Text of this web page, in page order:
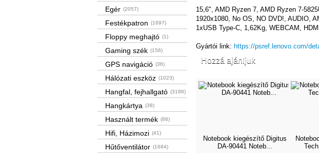
Egér (2057)
Festékpatron (1697)
Floppy meghajtó (1)
Gaming szék (156)
GPS navigáció (36)
Hálózati eszköz (1023)
Hangfal, fejhallgató (3188)
Hangkártya (38)
Használt termék (88)
Hifi, Házimozi (41)
Hűtőventilátor (1684)
15,6", AMD Ryzen 7, AMD Ryzen 7-
1920x1080, No OS, NO DVD!, AUDIO,
1xUSB Type-C, 1,62Kg, WEBCAM,
Gyártói link: https://psref.lenovo.com/
Hozzá ajánljuk
Notebook kiegészítő Digitus
DA-90441 Noteb...